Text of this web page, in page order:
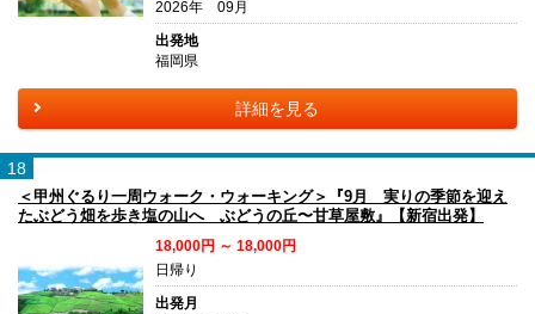
2026年 09月
出発地
福岡県
詳細を見る
18
＜甲州ぐるり一周ウォーク・ウォーキング＞『9月 実りの季節を迎え
たぶどう畑を歩き塩の山へ ぶどうの丘〜甘草屋敷』【新宿出発】
18,000円 ～ 18,000円
日帰り
出発月